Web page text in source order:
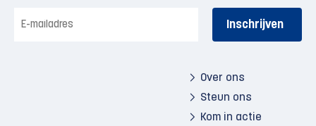
mailadres
Over ons
Steun ons
Kom in actie